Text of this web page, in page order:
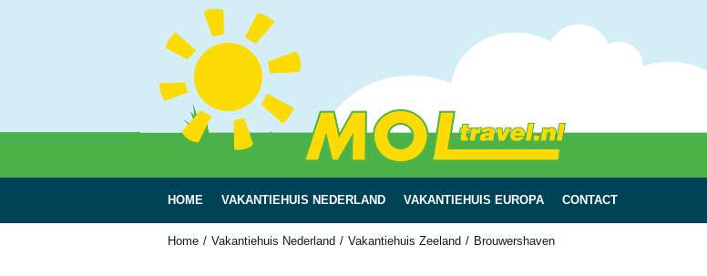
HOME VAKANTIEHUIS NEDERLAND VAKANTIEHUIS EUROPA CONTACT
Home Vakantiehuis Nederland Vakantiehuis Zeeland Brouwershaven